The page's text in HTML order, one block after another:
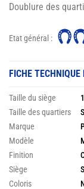
Doublure des
Etat général :
FICHE TECHNIQUE
Taille du siège
Taille des quartiers
Marque
Modèle
Finition
Siège
Coloris